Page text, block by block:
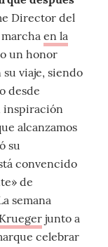
Director del
en la
un honor
viaje, siendo
desde
inspiración
alcanzamos
su
convencido
de
semana
junto a
celebrar